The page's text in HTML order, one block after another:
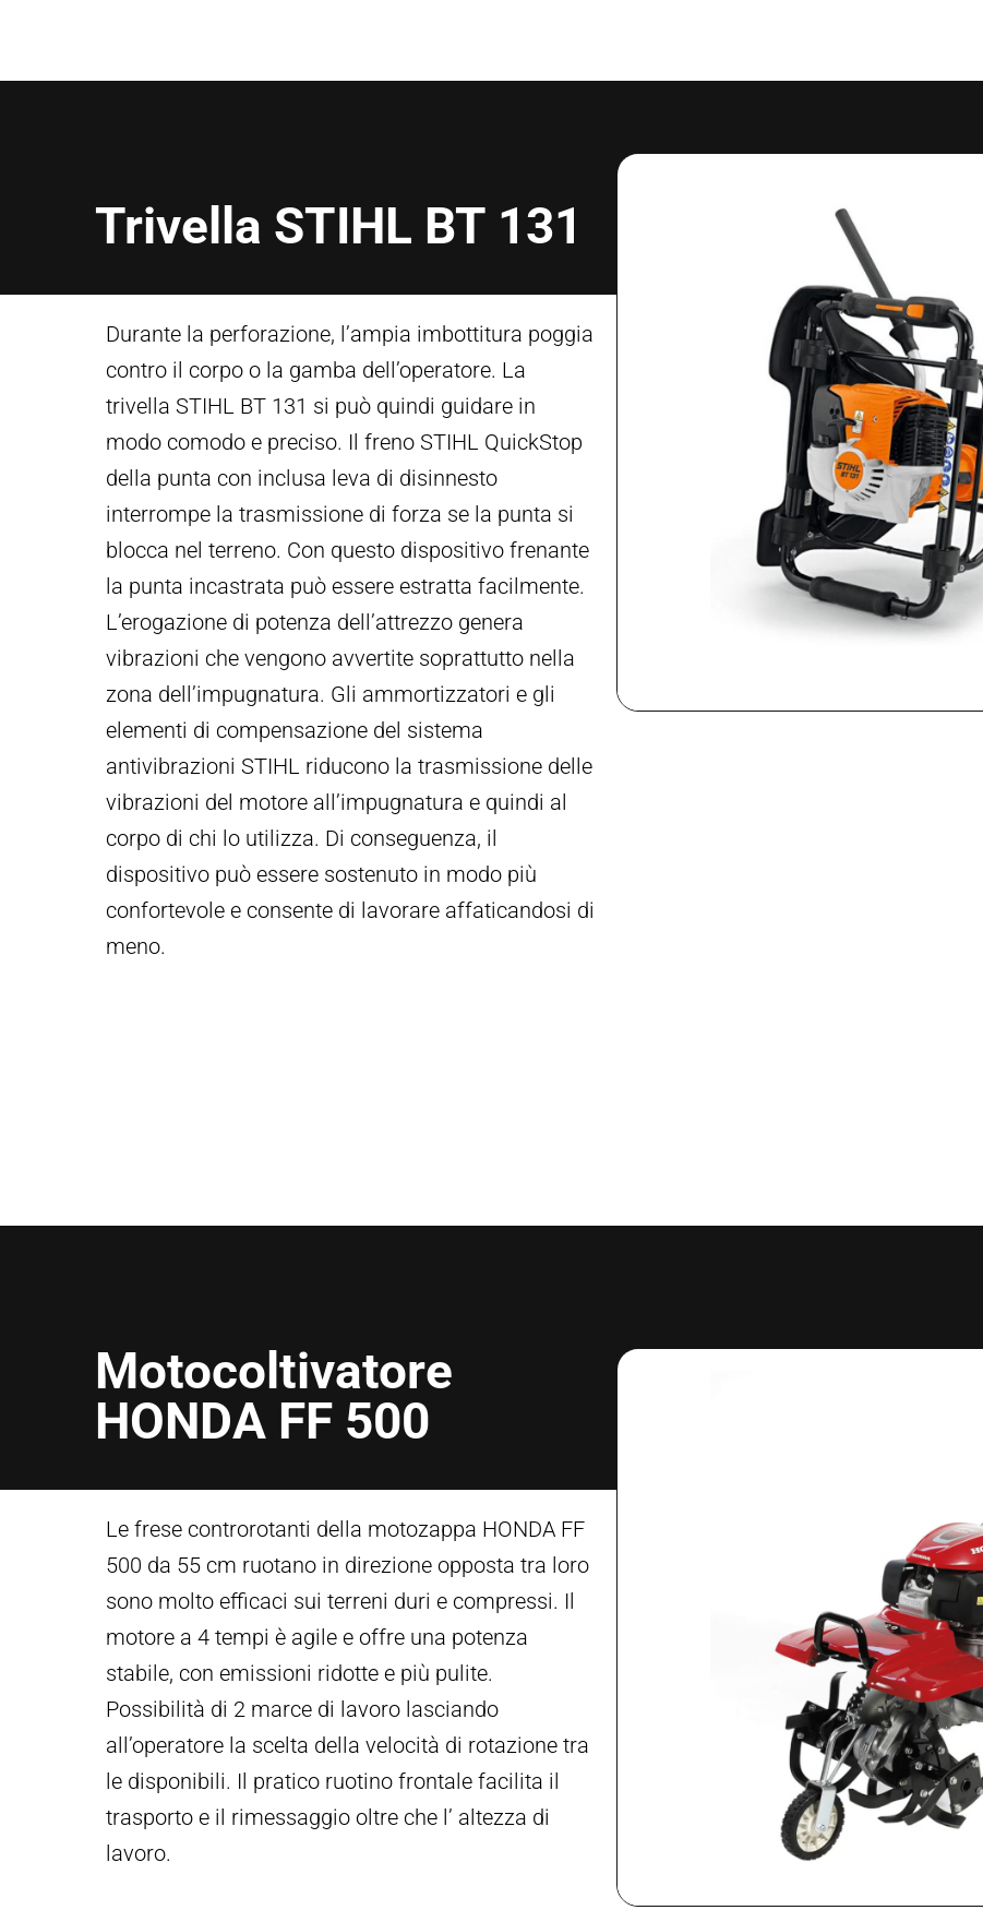
Trivella STIHL BT 131
Durante la perforazione, l’ampia imbottitura poggia
contro il corpo o la gamba dell’operatore. La
trivella STIHL BT 131 si può quindi guidare in
modo comodo e preciso. Il freno STIHL QuickStop
della punta con inclusa leva di disinnesto
interrompe la trasmissione di forza se la punta si
blocca nel terreno. Con questo dispositivo frenante
la punta incastrata può essere estratta facilmente.
L’erogazione di potenza dell’attrezzo genera
vibrazioni che vengono avvertite soprattutto nella
zona dell’impugnatura. Gli ammortizzatori e gli
elementi di compensazione del sistema
antivibrazioni STIHL riducono la trasmissione delle
vibrazioni del motore all’impugnatura e quindi al
corpo di chi lo utilizza. Di conseguenza, il
dispositivo può essere sostenuto in modo più
confortevole e consente di lavorare affaticandosi di
meno.
Motocoltivatore
HONDA FF 500
Le frese controrotanti della motozappa HONDA FF
500 da 55 cm ruotano in direzione opposta tra loro
sono molto efficaci sui terreni duri e compressi. Il
motore a 4 tempi è agile e offre una potenza
stabile, con emissioni ridotte e più pulite.
Possibilità di 2 marce di lavoro lasciando
all’operatore la scelta della velocità di rotazione tra
le disponibili. Il pratico ruotino frontale facilita il
trasporto e il rimessaggio oltre che l’ altezza di
lavoro.